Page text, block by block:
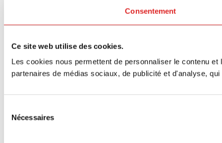
Consentement
Ce site web utilise des cookies.
Les cookies nous permettent de personnaliser le contenu
partenaires de médias sociaux, de publicité et d'analyse,
Nécessaires